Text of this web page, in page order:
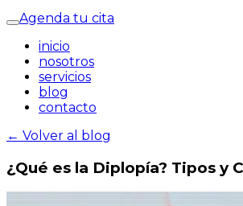
Agenda tu cita
inicio
nosotros
servicios
blog
contacto
← Volver al blog
¿Qué es la Diplopía? Tipos y